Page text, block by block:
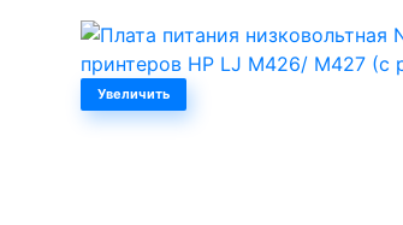
Увеличить